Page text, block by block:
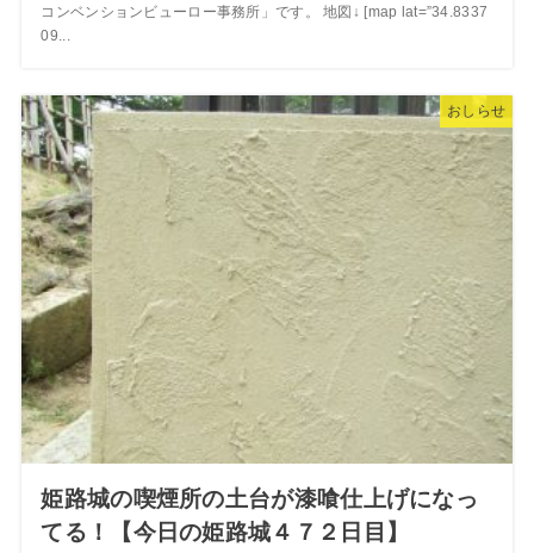
コンベンションビューロー事務所」です。 地図↓ [map lat=”34.8337
09...
おしらせ
姫路城の喫煙所の土台が漆喰仕上げになっ
てる！【今日の姫路城４７２日目】